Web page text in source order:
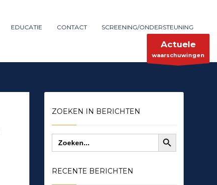
×
Mon-Fri 9:00AM - 6:00AM
EDUCATIE CONTACT SCREENING/ONDERSTEUNING
Actuele
waarschuwingen
ZOEKEN IN BERICHTEN
Zoek
naar:
Zoekknop
RECENTE BERICHTEN